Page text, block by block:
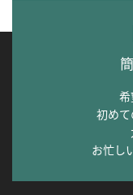
希
初め
お忙し